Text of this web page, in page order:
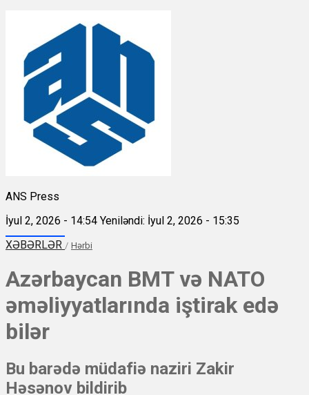
ANS Press
İyul 2, 2026 - 14:54 Yeniləndi: İyul 2, 2026 - 15:35
XƏBƏRLƏR / Hərbi
Azərbaycan BMT və NATO
əməliyyatlarında iştirak edə
bilər
Bu barədə müdafiə naziri Zakir
Həsənov bildirib